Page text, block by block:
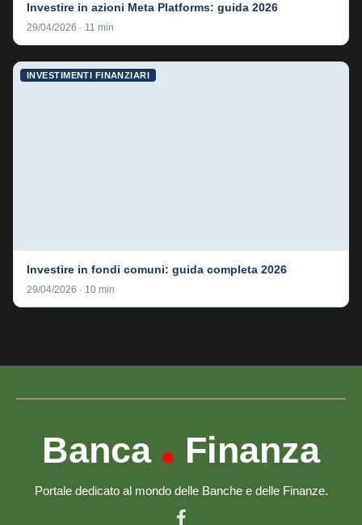
Investire in azioni Meta Platforms: guida 2026
29/04/2026 · 11 min
INVESTIMENTI FINANZIARI
Investire in fondi comuni: guida completa 2026
29/04/2026 · 10 min
Banca • Finanza
Portale dedicato al mondo delle Banche e delle Finanze.